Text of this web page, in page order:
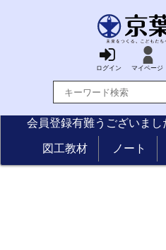
ログイン マイページ
会員登録有難うございまし
図工教材 ノート